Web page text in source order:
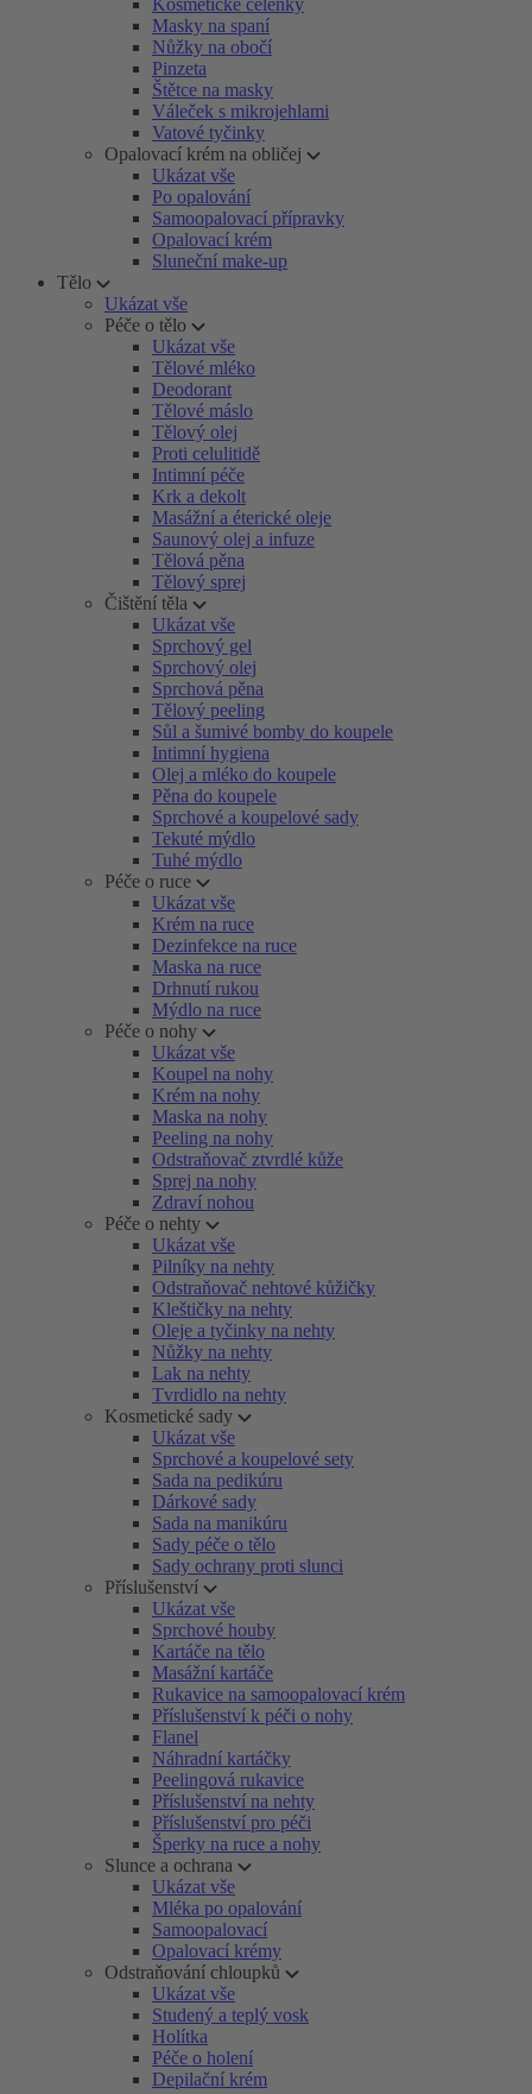
Kosmetické čelenky
Masky na spaní
Nůžky na obočí
Pinzeta
Štětce na masky
Váleček s mikrojehlami
Vatové tyčinky
Opalovací krém na obličej
Ukázat vše
Po opalování
Samoopalovací přípravky
Opalovací krém
Sluneční make-up
Tělo
Ukázat vše
Péče o tělo
Ukázat vše
Tělové mléko
Deodorant
Tělové máslo
Tělový olej
Proti celulitidě
Intimní péče
Krk a dekolt
Masážní a éterické oleje
Saunový olej a infuze
Tělová pěna
Tělový sprej
Čištění těla
Ukázat vše
Sprchový gel
Sprchový olej
Sprchová pěna
Tělový peeling
Sůl a šumivé bomby do koupele
Intimní hygiena
Olej a mléko do koupele
Pěna do koupele
Sprchové a koupelové sady
Tekuté mýdlo
Tuhé mýdlo
Péče o ruce
Ukázat vše
Krém na ruce
Dezinfekce na ruce
Maska na ruce
Drhnutí rukou
Mýdlo na ruce
Péče o nohy
Ukázat vše
Koupel na nohy
Krém na nohy
Maska na nohy
Peeling na nohy
Odstraňovač ztvrdlé kůže
Sprej na nohy
Zdraví nohou
Péče o nehty
Ukázat vše
Pilníky na nehty
Odstraňovač nehtové kůžičky
Kleštičky na nehty
Oleje a tyčinky na nehty
Nůžky na nehty
Lak na nehty
Tvrdidlo na nehty
Kosmetické sady
Ukázat vše
Sprchové a koupelové sety
Sada na pedikúru
Dárkové sady
Sada na manikúru
Sady péče o tělo
Sady ochrany proti slunci
Příslušenství
Ukázat vše
Sprchové houby
Kartáče na tělo
Masážní kartáče
Rukavice na samoopalovací krém
Příslušenství k péči o nohy
Flanel
Náhradní kartáčky
Peelingová rukavice
Příslušenství na nehty
Příslušenství pro péči
Šperky na ruce a nohy
Slunce a ochrana
Ukázat vše
Mléka po opalování
Samoopalovací
Opalovací krémy
Odstraňování chloupků
Ukázat vše
Studený a teplý vosk
Holítka
Péče o holení
Depilační krém